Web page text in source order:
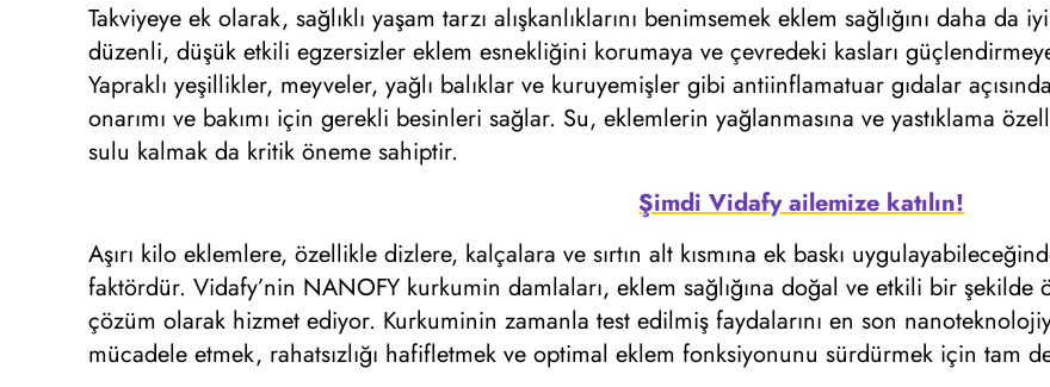
Takviyeye ek olarak, sağlıklı yaşam tarzı alışkanlıklarını benimsemek eklem sağlığını daha
düzenli, düşük etkili egzersizler eklem esnekliğini korumaya ve çevredeki kasları
Yapraklı yeşillikler, meyveler, yağlı balıklar ve kuruyemişler gibi antiinflamatuar gıdalar
onarımı ve bakımı için gerekli besinleri sağlar. Su, eklemlerin yağlanmasına ve yastıklama
sulu kalmak da kritik öneme sahiptir.
Şimdi Vidafy ailemize katılın!
Aşırı kilo eklemlere, özellikle dizlere, kalçalara ve sırtın alt kısmına ek baskı
faktördür. Vidafy’nin NANOFY kurkumin damlaları, eklem sağlığına doğal ve etkili bir
çözüm olarak hizmet ediyor. Kurkuminin zamanla test edilmiş faydalarını en son
mücadele etmek, rahatsızlığı hafifletmek ve optimal eklem fonksiyonunu sürdürmek için tam